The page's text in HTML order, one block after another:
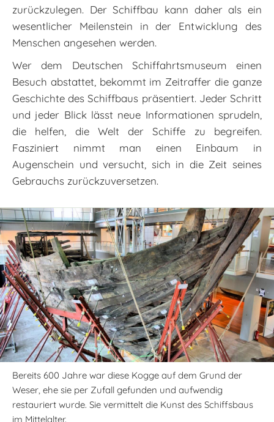
zurückzulegen. Der Schiffbau kann daher als ein
wesentlicher Meilenstein in der Entwicklung des
Menschen angesehen werden.
Wer dem Deutschen Schiffahrtsmuseum einen
Besuch abstattet, bekommt im Zeitraffer die ganze
Geschichte des Schiffbaus präsentiert. Jeder Schritt
und jeder Blick lässt neue Informationen sprudeln,
die helfen, die Welt der Schiffe zu begreifen.
Fasziniert nimmt man einen Einbaum in
Augenschein und versucht, sich in die Zeit seines
Gebrauchs zurückzuversetzen.
Bereits 600 Jahre war diese Kogge auf dem Grund der
Weser, ehe sie per Zufall gefunden und aufwendig
restauriert wurde. Sie vermittelt die Kunst des Schiffsbaus
im Mittelalter.